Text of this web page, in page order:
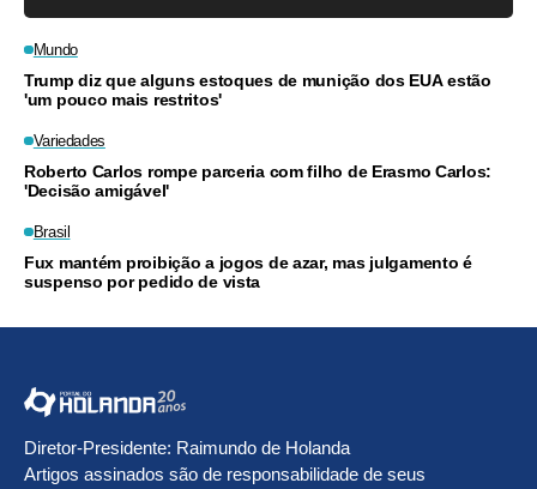
Mundo
Trump diz que alguns estoques de munição dos EUA estão
'um pouco mais restritos'
Variedades
Roberto Carlos rompe parceria com filho de Erasmo Carlos:
'Decisão amigável'
Brasil
Fux mantém proibição a jogos de azar, mas julgamento é
suspenso por pedido de vista
Diretor-Presidente: Raimundo de Holanda
Artigos assinados são de responsabilidade de seus